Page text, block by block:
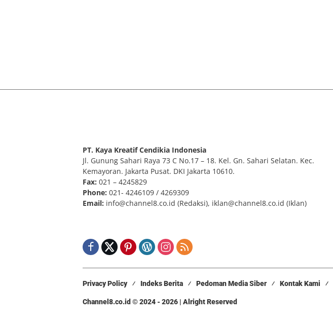
PT. Kaya Kreatif Cendikia Indonesia
Jl. Gunung Sahari Raya 73 C No.17 – 18. Kel. Gn. Sahari Selatan. Kec.
Kemayoran. Jakarta Pusat. DKI Jakarta 10610.
Fax: 021 – 4245829
Phone: 021- 4246109 / 4269309
Email: info@channel8.co.id (Redaksi), iklan@channel8.co.id (Iklan)
Privacy Policy Indeks Berita Pedoman Media Siber Kontak Kami
Channel8.co.id © 2024 - 2026 | Alright Reserved